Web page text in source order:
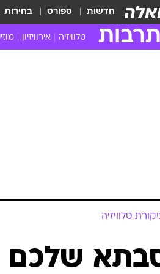
חדשות ספורט בחירות
תרבות טלוויזיה אירוויזיון
טלוויזיה